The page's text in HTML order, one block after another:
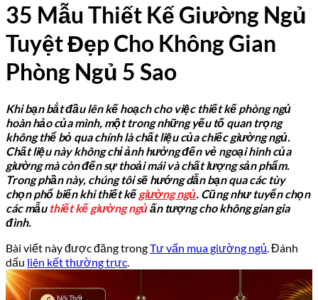
35 Mẫu Thiết Kế Giường Ngủ
Tuyệt Đẹp Cho Không Gian
Phòng Ngủ 5 Sao
Khi bạn bắt đầu lên kế hoạch cho việc thiết kế phòng ngủ
hoàn hảo của mình, một trong những yếu tố quan trọng
không thể bỏ qua chính là chất liệu của chiếc giường ngủ.
Chất liệu này không chỉ ảnh hưởng đến vẻ ngoại hình của
giường mà còn đến sự thoải mái và chất lượng sản phẩm.
Trong phần này, chúng tôi sẽ hướng dẫn bạn qua các tùy
chọn phổ biến khi thiết kếgiường ngủ. Cũng như tuyển chọn
các mẫu thiết kế giường ngủấn tượng cho không gian gia
đình.
Bài viết này được đăng trongTư vấn mua giường ngủ. Đánh
dấu liên kết thường trực.